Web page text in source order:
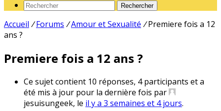
Rechercher
Accueil / Forums /Amour et Sexualité / Premiere fois a 12
ans ?
Premiere fois a 12 ans ?
Ce sujet contient 10 réponses, 4 participants et a
été mis à jour pour la dernière fois par
jesuisungeek, le il y a 3 semaines et 4 jours.